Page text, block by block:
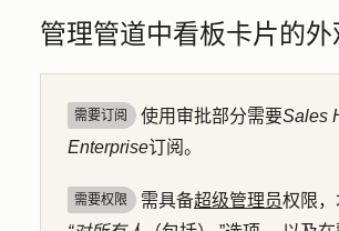
管理管道中看板卡片的外
需要订阅 使用审批部分需要Sales
Enterprise订阅。
需要权限 需具备超级管理员权限